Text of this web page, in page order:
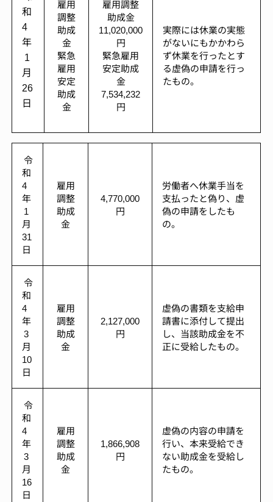
和
4
年
1
月
26
日
雇用
調整
助成
金
緊急
雇用
安定
助成
金
雇用調整
助成金
11,020,000
円
緊急雇用
安定助成
金
7,534,232
円
実際には休業の実態
がないにもかかわら
ず休業を行ったとす
る虚偽の申請を行っ
たもの。
令
和
4
年
1
月
31
日
雇用
調整
助成
金
4,770,000
円
労働者へ休業手当を
支払ったと偽り、虚
偽の申請をしたも
の。
令
和
4
年
3
月
10
日
雇用
調整
助成
金
2,127,000
円
虚偽の書類を支給申
請書に添付して提出
し、当該助成金を不
正に受給したもの。
令
和
4
年
3
月
16
日
雇用
調整
助成
金
1,866,908
円
虚偽の内容の申請を
行い、本来受給でき
ない助成金を受給し
たもの。